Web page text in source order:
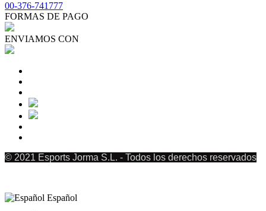
00-376-741777
FORMAS DE PAGO
ENVIAMOS CON
© 2021 Esports Jorma S.L. - Todos los derechos reservados
Español